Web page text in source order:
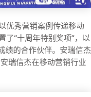
优秀营销案例传递移动
了“十周年特别奖项“，以
绩的合作伙伴。安瑞信杰
瑞信杰在移动营销行业